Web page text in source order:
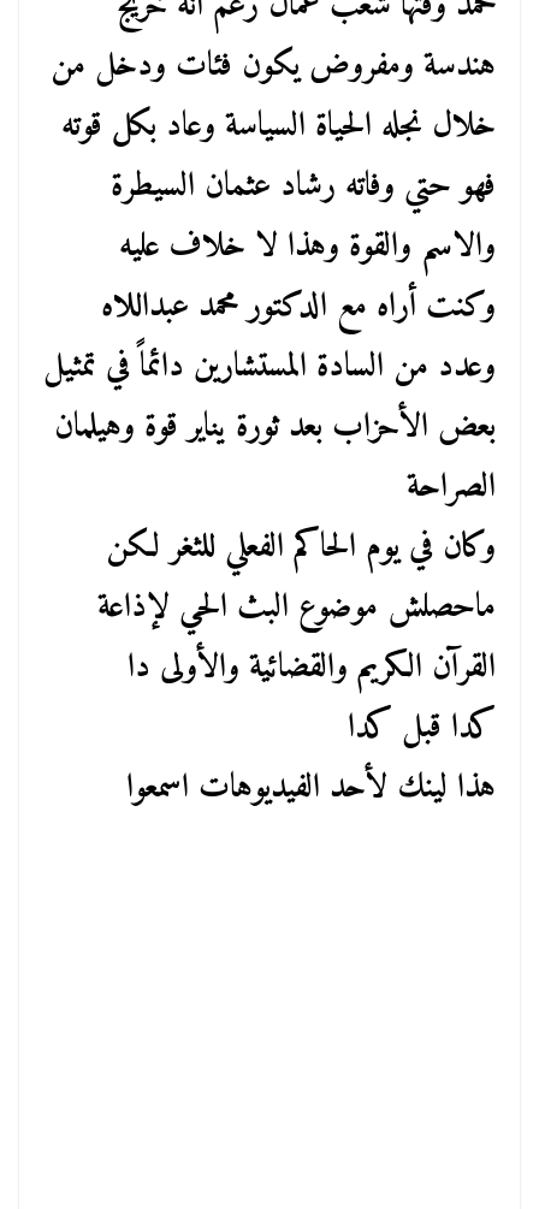
هندسة ومفروض يكون فئات ودخل من
خلال نجله الحياة السياسة وعاد بكل قوته
فهو حتي وفاته رشاد عثمان السيطرة
والاسم والقوة وهذا لا خلاف عليه
وكنت أراه مع الدكتور محمد عبداللاه
وعدد من السادة المستشارين دائماً في تمثيل
بعض الأحزاب بعد ثورة يناير قوة وهيلمان
الصراحة
وكان في يوم الحاكم الفعلي للثغر لكن
ماحصلش موضوع البث الحي لإذاعة
القرآن الكريم والقضائية والأولى دا
كدا قبل كدا
هذا لينك لأحد الفيديوهات اسمعوا